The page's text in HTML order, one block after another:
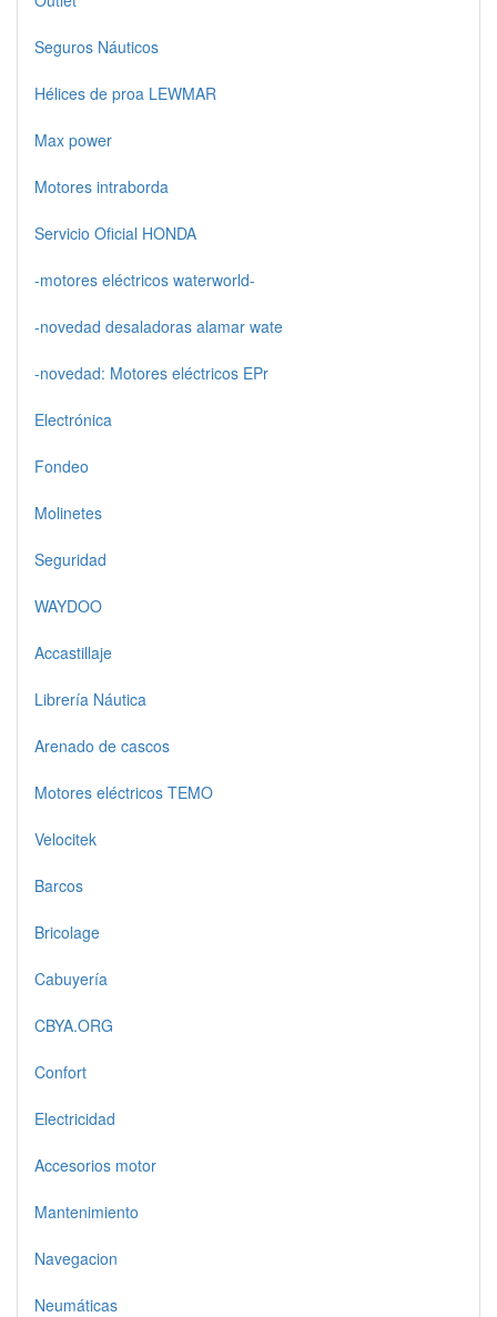
Seguros Náuticos
Hélices de proa LEWMAR
Max power
Motores intraborda
Servicio Oficial HONDA
-motores eléctricos waterworld-
-novedad desaladoras alamar wate
-novedad: Motores eléctricos EPr
Electrónica
Fondeo
Molinetes
Seguridad
WAYDOO
Accastillaje
Librería Náutica
Arenado de cascos
Motores eléctricos TEMO
Velocitek
Barcos
Bricolage
Cabuyería
CBYA.ORG
Confort
Electricidad
Accesorios motor
Mantenimiento
Navegacion
Neumáticas